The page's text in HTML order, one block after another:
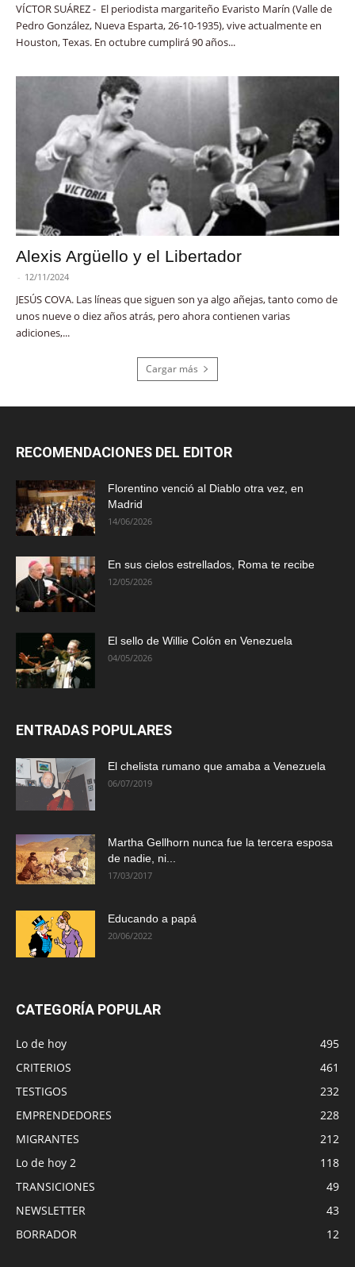
VÍCTOR SUÁREZ - El periodista margariteño Evaristo Marín (Valle de
Pedro González, Nueva Esparta, 26-10-1935), vive actualmente en
Houston, Texas. En octubre cumplirá 90 años...
Alexis Argüello y el Libertador
- 12/11/2024
JESÚS COVA. Las líneas que siguen son ya algo añejas, tanto como de
unos nueve o diez años atrás, pero ahora contienen varias
adiciones,...
Cargar más
RECOMENDACIONES DEL EDITOR
Florentino venció al Diablo otra vez, en
Madrid
14/06/2026
En sus cielos estrellados, Roma te recibe
12/05/2026
El sello de Willie Colón en Venezuela
04/05/2026
ENTRADAS POPULARES
El chelista rumano que amaba a Venezuela
06/07/2019
Martha Gellhorn nunca fue la tercera esposa
de nadie, ni...
17/03/2017
Educando a papá
20/06/2022
CATEGORÍA POPULAR
Lo de hoy
495
CRITERIOS
461
TESTIGOS
232
EMPRENDEDORES
228
MIGRANTES
212
Lo de hoy 2
118
TRANSICIONES
49
NEWSLETTER
43
BORRADOR
12